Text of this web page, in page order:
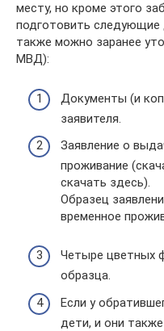
месту, но кроме этого
подготовить следующие
также можно заранее
МВД):
Документы (и
заявителя.
Заявление о
проживание
скачать здесь).
Образец
временное
Четыре цветных
образца.
Если у
дети, и они